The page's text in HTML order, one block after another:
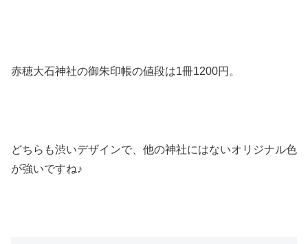
赤穂大石神社の御朱印帳の値段は1冊1200円。
どちらも渋いデザインで、他の神社にはないオリジナル色
が強いですね♪